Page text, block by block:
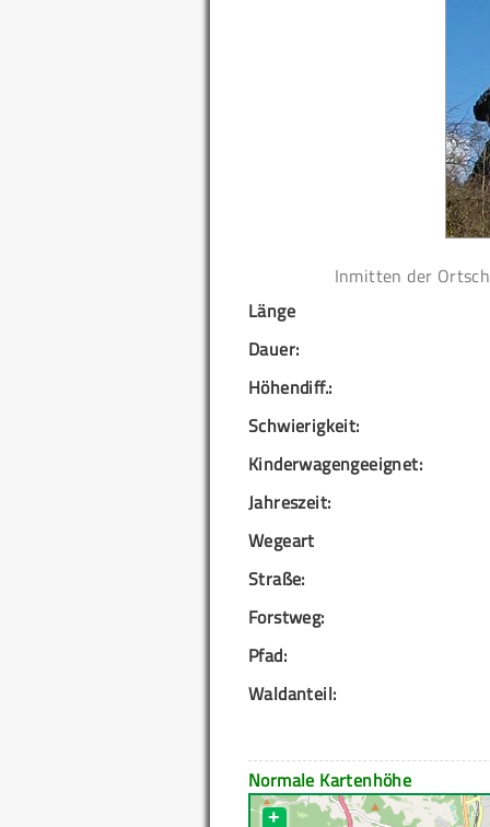
Inmitten der
Länge
Dauer:
Höhendiff.:
Schwierigkeit:
Kinderwagengeeignet:
Jahreszeit:
Wegeart
Straße:
Forstweg:
Pfad:
Waldanteil:
Normale Kartenhöhe
+